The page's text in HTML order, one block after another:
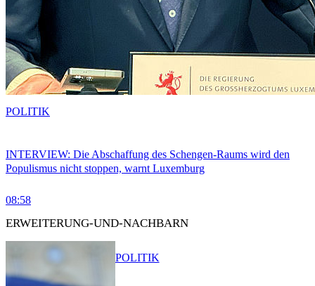
INTERVIEW: Die Abschaffung des Schengen-Raums wird den
Populismus nicht stoppen, warnt Luxemburg
08:58
POLITIK
ERWEITERUNG-UND-NACHBARN
POLITIK